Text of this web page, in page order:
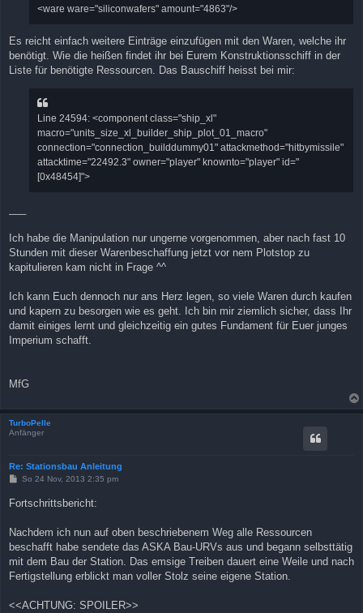
<ware ware="siliconwafers" amount="4863"/>
Es reicht einfach weitere Einträge einzufügen mit den Waren, welche ihr
benötigt. Wie die heißen findet ihr bei Eurem Konstruktionsschiff in der
Liste für benötigte Ressourcen. Das Bauschiff heisst bei mir:
Line 24594: <component class="ship_xl"
macro="units_size_xl_builder_ship_plot_01_macro"
connection="connection_builddummy01" attackmethod="hitbymissile"
attacktime="22492.3" owner="player" knownto="player" id="
[0x48454]">
Ich habe die Manipulation nur ungerne vorgenommen, aber nach fast 10
Stunden mit dieser Warenbeschaffung jetzt vor nem Plotstop zu
kapitulieren kam nicht in Frage ^^
Ich kann Euch dennoch nur ans Herz legen, so viele Waren durch kaufen
und kapern zu besorgen wie es geht. Ich bin mir ziemlich sicher, dass Ihr
damit einiges lernt und gleichzeitig ein gutes Fundament für Euer junges
Imperium schafft.
MfG
TurboPelle
Anfänger
Re: Stationsbau Anleitung
B
t
g
So 24 Nov, 2013 2:35 pm
Fortschrittsbericht:
Nachdem ich nun auf oben beschriebenem Weg alle Ressourcen
beschafft habe sendete das ASKA Bau-URVs aus und begann selbsttätig
mit dem Bau der Station. Das emsige Treiben dauert eine Weile und nach
Fertigstellung erblickt man voller Stolz seine eigene Station.
<<ACHTUNG: SPOILER>>